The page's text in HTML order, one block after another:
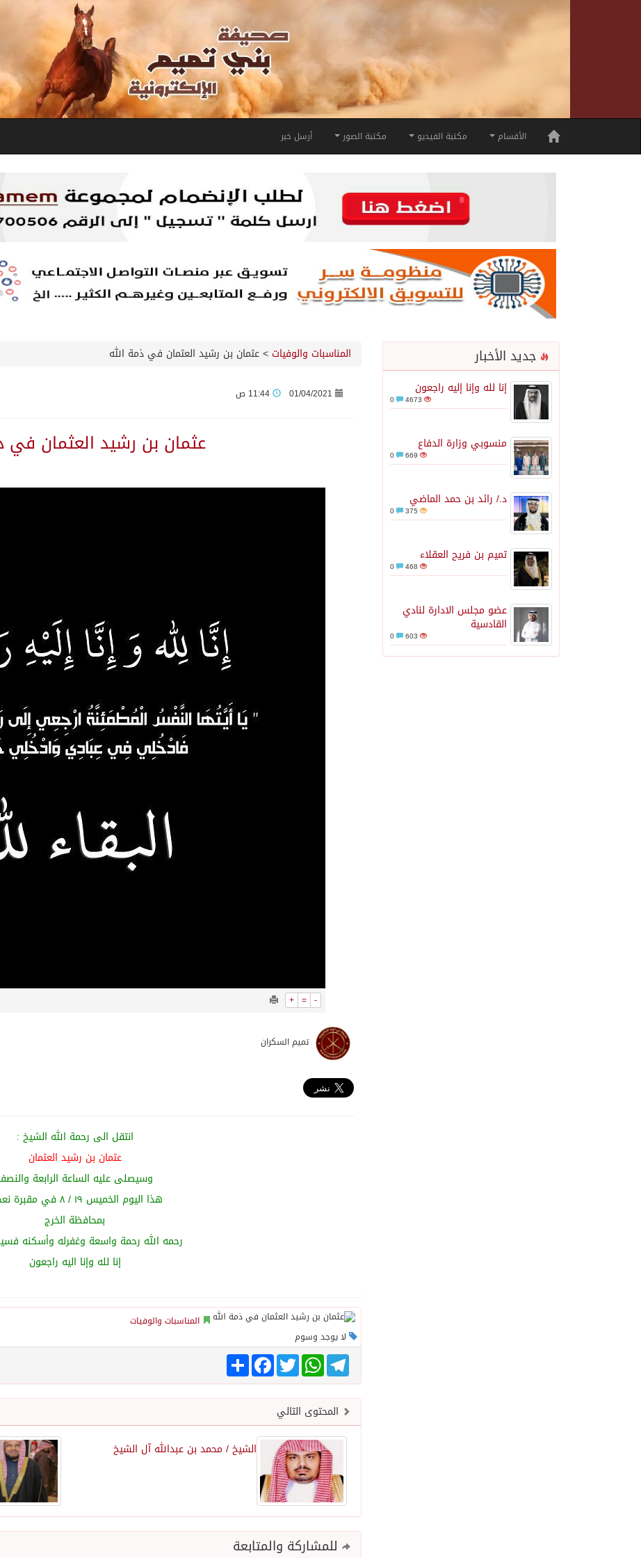
الأقسام مكتبة الفيديو مكتبة الصور أرسل خبر
جديد الأخبار
إنا لله وإنا إليه راجعون
4673
منسوبي وزارة الدفاع
669
د./ رائد بن حمد الماضي
375
تميم بن فريح العقلاء
468
عضو مجلس الادارة لنادي
القادسية
603
المناسبات والوفيات >عثمان بن رشيد العثمان في ذمة الله
01/04/2021
عثمان بن رشيد العثمان في
+ = -
تميم السكران
‏انتقل الى رحمة الله الشيخ :
عثمان بن رشيد العثمان
وسيصلى عليه الساعة الرابعة
هذا اليوم الخميس ١٩ / ٨ في مقبرة نعجان
بمحافظة ⁧‫الخرج‬⁩
رحمه الله رحمة واسعة وغفرله وأسكنه
‏إنا لله وإنا اليه راجعون‬⁩
المناسبات والوفيات
لا يوجد وسوم
Share
FacebookTwitter
WhatsAppTelegram
المحتوى التالي
الشيخ / محمد بن عبدالله آل الشيخ
للمشاركة والمتابعة